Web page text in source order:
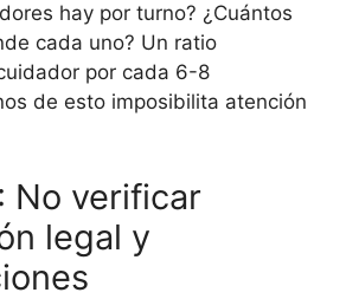
hay por turno? ¿Cuántos
cada uno? Un ratio
por cada 6-8
de esto imposibilita atención
No verificar
legal y